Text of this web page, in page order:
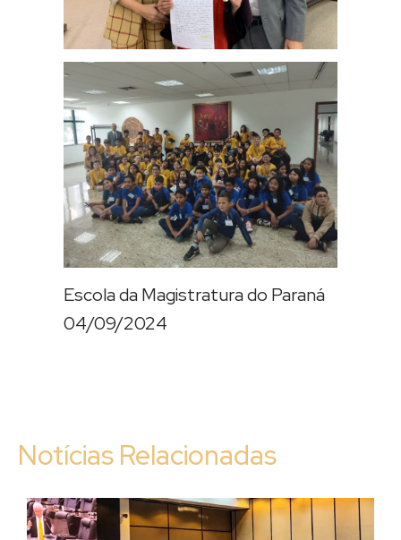
Escola da Magistratura do Paraná
04/09/2024
Notícias Relacionadas